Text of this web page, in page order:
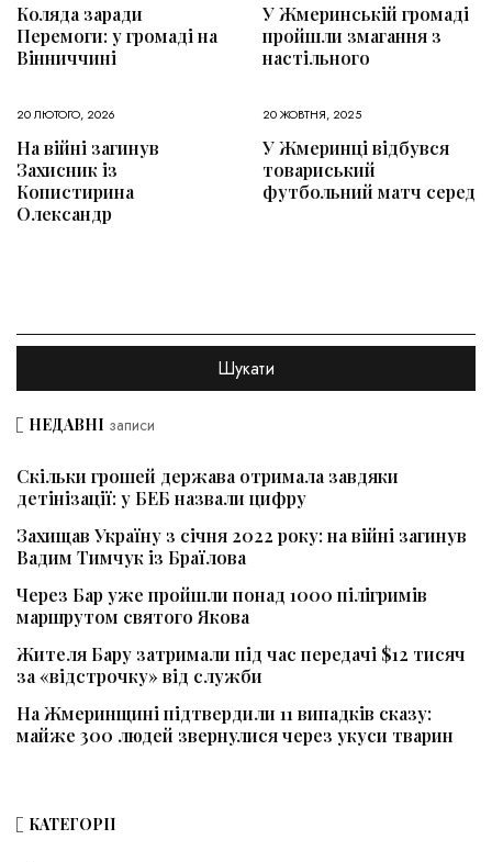
Коляда заради
Перемоги: у громаді на
Вінниччині
У Жмеринській громаді
пройшли змагання з
настільного
20 ЛЮТОГО, 2026
На війні загинув
Захисник із
Копистирина
Олександр
20 ЖОВТНЯ, 2025
У Жмеринці відбувся
товариський
футбольний матч серед
НЕДАВНІ записи
Скільки грошей держава отримала завдяки
детінізації: у БЕБ назвали цифру
Захищав Україну з січня 2022 року: на війні загинув
Вадим Тимчук із Браїлова
Через Бар уже пройшли понад 1000 пілігримів
маршрутом святого Якова
Жителя Бару затримали під час передачі $12 тисяч
за «відстрочку» від служби
На Жмеринщині підтвердили 11 випадків сказу:
майже 300 людей звернулися через укуси тварин
КАТЕГОРІЇ